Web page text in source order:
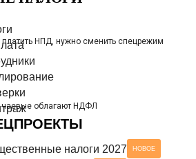
НОВОЕ
налоги 2027 НОВОЕ
НПД, нужно сменить спецрежим
чаевые облагают НДФЛ